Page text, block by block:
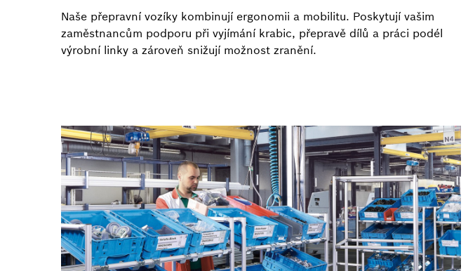
Naše přepravní vozíky kombinují ergonomii a mobilitu. Poskytují vašim
zaměstnancům podporu při vyjímání krabic, přepravě dílů a práci podél
výrobní linky a zároveň snižují možnost zranění.